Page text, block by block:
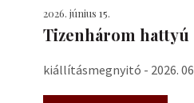
2026. június 15.
Tizenhárom hattyú
kiállításmegnyitó - 2026.